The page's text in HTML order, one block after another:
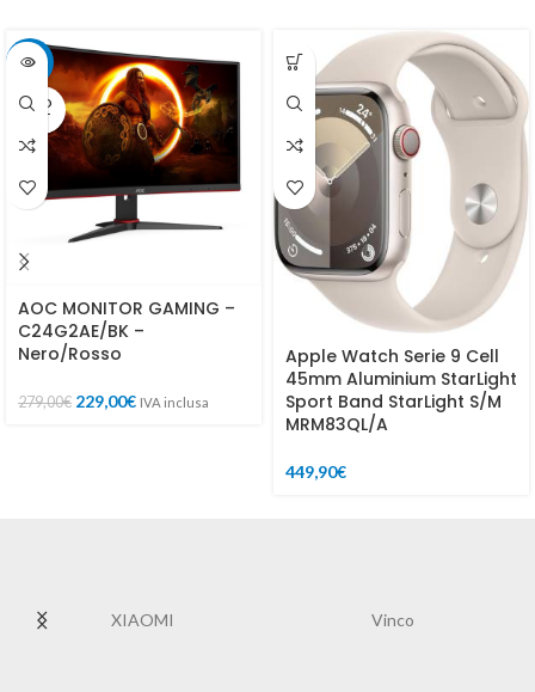
-18%
SOLD
OUT
AOC MONITOR GAMING –
C24G2AE/BK –
Nero/Rosso
279,00€ 229,00€ IVA inclusa
Apple Watch Serie 9 Cell
45mm Aluminium StarLight
Sport Band StarLight S/M
MRM83QL/A
449,90€
XIAOMI Vinco